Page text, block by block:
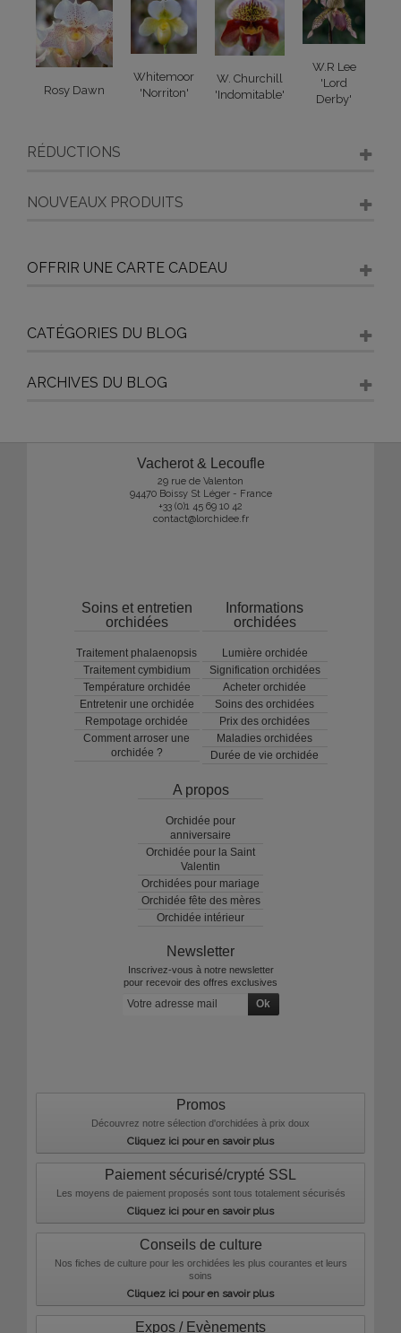
Rosy Dawn
Whitemoor
'Norriton'
W. Churchill
'Indomitable'
W.R Lee
'Lord
Derby'
RÉDUCTIONS
NOUVEAUX PRODUITS
OFFRIR UNE CARTE CADEAU
CATÉGORIES DU BLOG
ARCHIVES DU BLOG
Vacherot & Lecoufle
29 rue de Valenton
94470 Boissy St Léger - France
+33 (0)1 45 69 10 42
contact@lorchidee.fr
Soins et entretien
orchidées
Traitement phalaenopsis
Traitement cymbidium
Température orchidée
Entretenir une orchidée
Rempotage orchidée
Comment arroser une
orchidée ?
Informations
orchidées
Lumière orchidée
Signification orchidées
Acheter orchidée
Soins des orchidées
Prix des orchidées
Maladies orchidées
Durée de vie orchidée
A propos
Orchidée pour
anniversaire
Orchidée pour la Saint
Valentin
Orchidées pour mariage
Orchidée fête des mères
Orchidée intérieur
Newsletter
Inscrivez-vous à notre newsletter
pour recevoir des offres exclusives
Promos
Découvrez notre sélection d'orchidées à prix doux
Cliquez ici pour en savoir plus
Paiement sécurisé/crypté SSL
Les moyens de paiement proposés sont tous totalement sécurisés
Cliquez ici pour en savoir plus
Conseils de culture
Nos fiches de culture pour les orchidées les plus courantes et leurs
soins
Cliquez ici pour en savoir plus
Expos / Evènements